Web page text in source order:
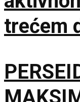
trećem